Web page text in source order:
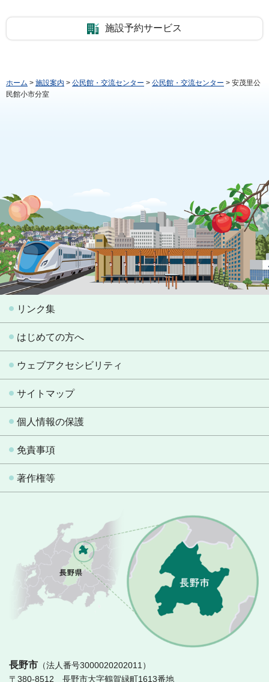
施設予約サービス
ホーム > 施設案内 > 公民館・交流センター > 公民館・交流センター > 安茂里公
民館小市分室
リンク集
はじめての方へ
ウェブアクセシビリティ
サイトマップ
個人情報の保護
免責事項
著作権等
長野市 （法人番号3000020202011）
〒380-8512 長野市大字鶴賀緑町1613番地